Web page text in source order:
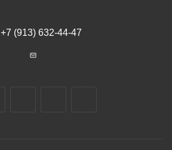
+7 (913) 632-44-47